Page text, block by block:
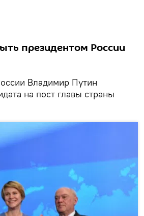
президентом России
Владимир Путин
на пост главы страны